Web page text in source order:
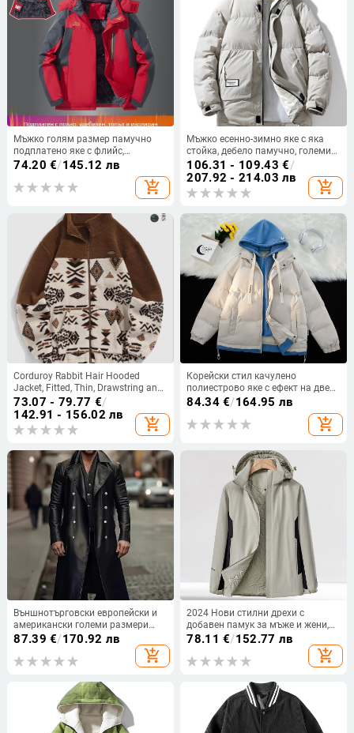
Мъжко голям размер памучно
подплатено яке с флийс,
ветроустойчиво зимно яке
74.20 €/145.12 лв
add_shopping_cart
Мъжко есенно-зимно яке с яка
стойка, дебело памучно, големи
размери, модерно свободно
топло палто от удебелен памук,
японски стил
106.31 - 109.43 €/
207.92 - 214.03 лв
add_shopping_cart
Corduroy Rabbit Hair Hooded
Jacket, Fitted, Thin, Drawstring and
Zipper Hem, Casual Style
73.07 - 79.77 €/
142.91 - 156.02 лв
add_shopping_cart
Корейски стил качулено
полиестрово яке с ефект на две
части, цип, пълнител полиестер,
84.34€/164.95 лв
add_shopping_cart
Външнотърговски европейски и
американски големи размери
дълги кожени ветровки за мъже с
средновековни кожени връхни
връхни дрехи за мъже, модерни
87.39 €/170.92 лв
add_shopping_cart
2024 Нови стилни дрехи с
добавен памук за мъже и жени,
зимни удебелени топли якета с
памучна подплата, интериорен
костюм за планинарство на
78.11 €/152.77 лв
add_shopping_cart